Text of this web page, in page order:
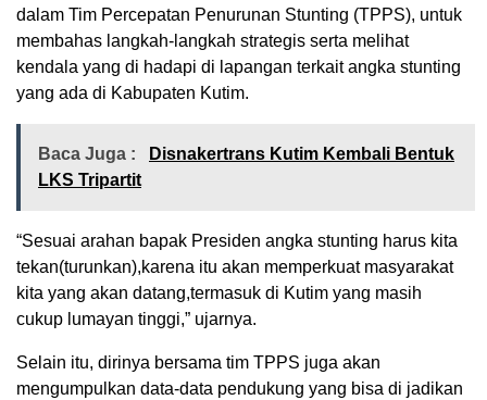
dalam Tim Percepatan Penurunan Stunting (TPPS), untuk
membahas langkah-langkah strategis serta melihat
kendala yang di hadapi di lapangan terkait angka stunting
yang ada di Kabupaten Kutim.
Baca Juga :
Disnakertrans Kutim Kembali Bentuk
LKS Tripartit
“Sesuai arahan bapak Presiden angka stunting harus kita
tekan(turunkan),karena itu akan memperkuat masyarakat
kita yang akan datang,termasuk di Kutim yang masih
cukup lumayan tinggi,” ujarnya.
Selain itu, dirinya bersama tim TPPS juga akan
mengumpulkan data-data pendukung yang bisa di jadikan